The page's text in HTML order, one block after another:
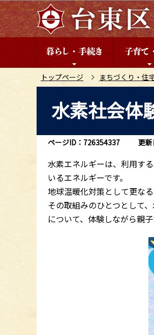
こ
の
ペ
トップページ まちづくり・住
こ
水素社会体
ページID：726354337 更
水素エネルギーは、利用す
いるエネルギーです。
地球温暖化対策として更な
その取組みのひとつとして
について、体験しながら親